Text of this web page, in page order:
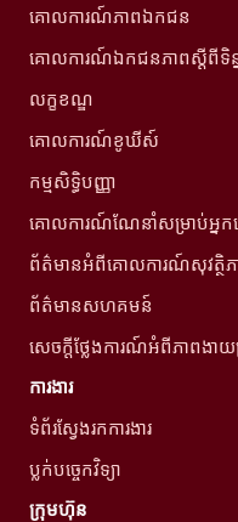
គោលការណ៍ភាពឯកជន
គោលការណ៍ឯកជនភាពស្ដីពីទិន្
លក្ខខណ្ឌ
គោលការណ៍ខូឃីស៍
កម្មសិទ្ធិបញ្ញា
គោលការណ៍ណែនាំសម្រាប់អ្នកប្
ព័ត៌មានអំពីគោលការណ៍សុវត្ថិភា
ព័ត៌មានសហគមន៍
សេចក្តីថ្លែងការណ៍អំពីភាពងា
ការងារ
ទំព័រស្វែងរកការងារ
ប្លក់បច្ចេកវិទ្យា
ក្រុមហ៊ុន